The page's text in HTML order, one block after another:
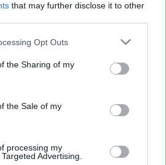
that may further disclose it to other
Opt Outs
the Sharing of my
the Sale of my
processing my
Advertising.
|Esim for Greece |